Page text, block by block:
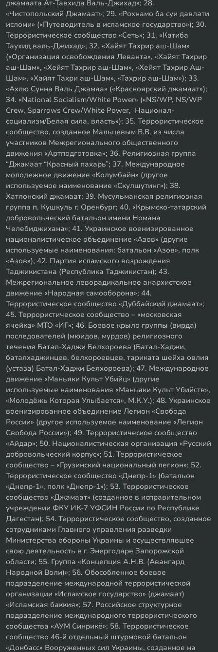
джамаата Ат-Тавхида Валь-Джихад»; 28.
«Чистопольский Джамаат»; 29. «Рохнамо ба суи давлати
исломи» («Путеводитель в исламское государство»); 30.
Террористическое сообщество «Сеть»; 31. «Катиба
Таухид валь-Джихад»; 32. «Хайят Тахрир аш-Шам»
(«Организация освобождения Леванта», «Хайят Тахрир
аш-Шам», «Хейят Тахрир аш-Шам», «Хейят Тахрир Аш-
Шам», «Хайят Тахри аш-Шам», «Тахрир аш-Шам»); 33.
«Ахлю Сунна Валь Джамаа» («Красноярский джамаат»);
34. «National Socialism/White Power» («NS/WP, NS/WP
Crew, Sparrows Crew/White Power, Национал-
социализм/Белая сила, власть»); 35. Террористическое
сообщество, созданное Мальцевым В.В. из числа
участников Межрегионального общественного
движения «Артподготовка»; 36. Религиозная группа
“Джамаат “Красный пахарь”; 37. Международное
молодежное движение «Колумбайн» (другое
используемое наименование «Скулшутинг»); 38.
Хатлонский джамаат; 39. Мусульманская религиозная
группа п. Кушкуль г. Оренбург; 40. «Крымско-татарский
добровольческий батальон имени Номана
Челебиджихана»; 41. Украинское военизированное
националистическое объединение «Азов» (другие
используемые наименования: батальон «Азов», полк
«Азов»); 42. Партия исламского возрождения
Таджикистана (Республика Таджикистан); 43.
Межрегиональное леворадикальное анархистское
движение «Народная самооборона»; 44.
Террористическое сообщество «Дуббайский джамаат»;
45. Террористическое сообщество – «московская
ячейка» МТО «ИГ»; 46. Боевое крыло группы (вирда)
последователей (мюидов, мурдов) религиозного
течения Батал-Хаджи Белхороева (Батал-Хаджи,
баталхаджинцев, белхороевцев, тариката шейха овлия
(устаза) Батал-Хаджи Белхороева); 47. Международное
движение «Маньяки Культ Убийц» (другие
используемые наименования «Маньяки Культ Убийств»,
«Молодёжь Которая Улыбается», М.К.У.); 48. Украинское
военизированное объединение Легион «Свобода
России» (другое используемое наименование «Легион
Свобода России»); 49. Террористическое сообщество
«Айдар»; 50. Националистическая организация «Русский
добровольческий корпус»; 51. Террористическое
сообщество – «Грузинский национальный легион»; 52.
Террористическое сообщество «Днепр-1» (батальон
«Днепр-1», полк «Днепр-1»); 53. Террористическое
сообщество «Джамаат» (созданное в исправительном
учреждении ФКУ ИК-7 УФСИН России по Республике
Дагестан); 54. Террористическое сообщество, созданное
сотрудниками Главного управления разведки
Министерства обороны Украины и осуществлявшее
свою деятельность в г. Энергодаре Запорожской
области; 55. Группа «Концепция А.Н.В. (Авангард
Народной Воли)»; 56. Обособленное боевое
подразделение международной террористической
организации «Исламское государство» (джамаат)
«Исламская баккия»; 57. Российское структурное
подразделение международного террористического
сообщества «АУМ Синрикё»; 58. Террористическое
сообщество 46-й отдельный штурмовой батальон
«Донбасс» Вооруженных сил Украины, созданное на